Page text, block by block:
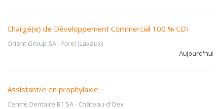
Chargé(e) de Développement Commercial 100 % CDI
Orient Group SA- Forel (Lavaux)
Aujourd'hui
Assistant/e en prophylaxie
Centre Dentaire B1 SA- Château-d'Oex